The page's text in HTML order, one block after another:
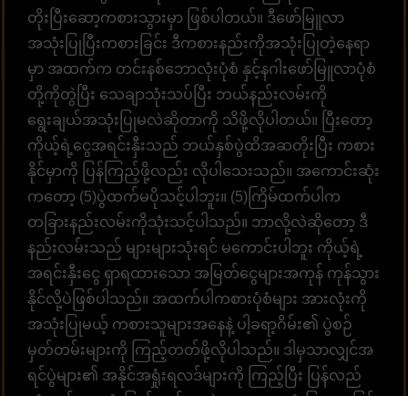
တိုးပြီးဆော့ကစားသွားမှာ ဖြစ်ပါတယ်။ ဒီဖော်မြူလာ
အသုံးပြုပြီးကစားခြင်း ဒီကစားနည်းကိုအသုံးပြုတဲ့နေရာ
မှာ အထက်က တင်းနစ်ဘောလုံးပုံစံ နှင့်နဂါးဖော်မြူလာပုံစံ
တို့ကိုတွဲပြီး သေချာသုံးသပ်ပြီး ဘယ်နည်းလမ်းကို
ရွေးချယ်အသုံးပြုမလဲဆိုတာကို သိဖို့လိုပါတယ်။ ပြီးတော့
ကိုယ့်ရဲ့ငွေအရင်းနှီးသည် ဘယ်နှစ်ပွဲထိအဆတိုးပြီး ကစား
နိုင်မှာကို ပြန်ကြည့်ဖို့လည်း လိုပါသေးသည်။ အကောင်းဆုံး
ကတော့ (5)ပွဲထက်မပိုသင့်ပါဘူး။ (5)ကြိမ်ထက်ပါက
တခြားနည်းလမ်းကိုသုံးသင့်ပါသည်။ ဘာလို့လဲဆိုတော့ ဒီ
နည်းလမ်းသည် များများသုံးရင် မကောင်းပါဘူး ကိုယ့်ရဲ့
အရင်းနှီးငွေ ရှာရထားသော အမြတ်ငွေများအကုန် ကုန်သွား
နိုင်လို့ပဲဖြစ်ပါသည်။ အထက်ပါကစားပုံစံများ အားလုံးကို
အသုံးပြုမယ့် ကစားသူများအနေနဲ့ ပါ့ခရာ့ဂိမ်း၏ ပွဲစဉ်
မှတ်တမ်းများကို ကြည့်တတ်ဖို့လိုပါသည်။ ဒါမှသာလျှင်အ
ရင်ပွဲများ၏ အနိုင်အရှုံးရလဒ်များကို ကြည့်ပြီး ပြန်လည်